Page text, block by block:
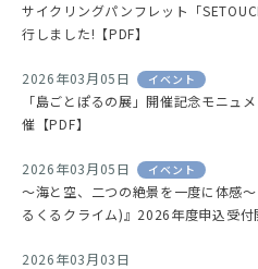
サイクリングパンフレット「
行しました!【PDF】
2026年03月05日 イベント
「島ごとぽるの展」開催記念モニュ
催【PDF】
2026年03月05日 イベント
～海と空、二つの絶景を一度に体感
るくるクライム)』2026年度申込受付
2026年03月03日